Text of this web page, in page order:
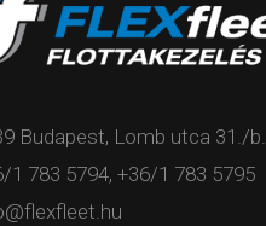
Budapest, Lomb utca 31./b.
1 783 5794, +36/1 783 5795